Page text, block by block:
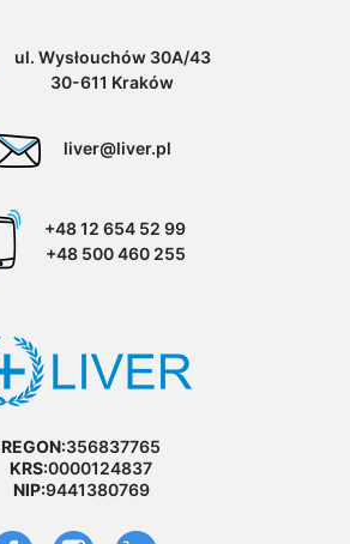
ul. Wysłouchów 30A/43
30-611 Kraków
liver@liver.pl
+48 12 654 52 99
+48 500 460 255
REGON:356837765
KRS:0000124837
NIP:9441380769